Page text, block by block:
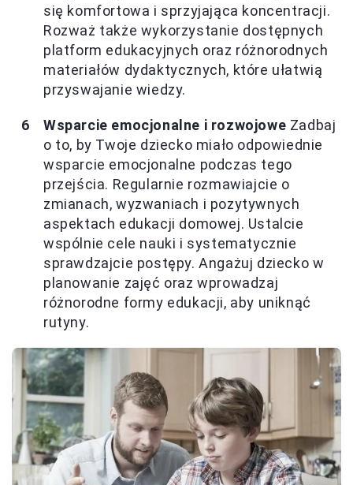
się komfortowa i sprzyjająca koncentracji.
Rozważ także wykorzystanie dostępnych
platform edukacyjnych oraz różnorodnych
materiałów dydaktycznych, które ułatwią
przyswajanie wiedzy.
Wsparcie emocjonalne i rozwojowe Zadbaj
o to, by Twoje dziecko miało odpowiednie
wsparcie emocjonalne podczas tego
przejścia. Regularnie rozmawiajcie o
zmianach, wyzwaniach i pozytywnych
aspektach edukacji domowej. Ustalcie
wspólnie cele nauki i systematycznie
sprawdzajcie postępy. Angażuj dziecko w
planowanie zajęć oraz wprowadzaj
różnorodne formy edukacji, aby uniknąć
rutyny.